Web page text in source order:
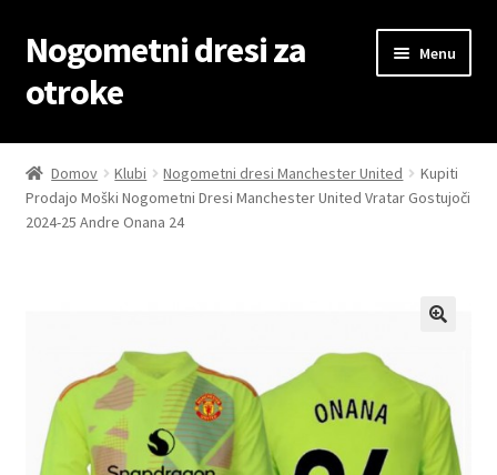
Skip
to
navigation
Skip
to
content
Nogometni dresi za
otroke
Menu
Domov
Blog
Moj račun
Trgovina
Domov Klubi Nogometni dresi Manchester United
Kupiti
Prodajo Moški Nogometni Dresi Manchester United Vratar Gostujoči
2024-25 Andre Onana 24